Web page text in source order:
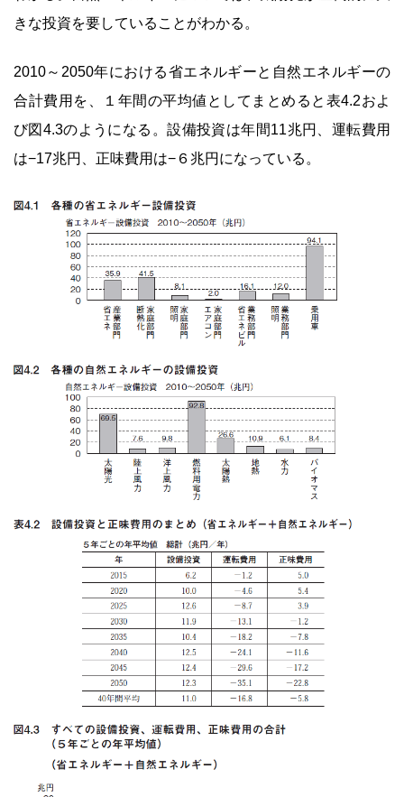
きな投資を要していることがわかる。
2010～2050年における省エネルギーと自然エネルギーの
合計費用を、１年間の平均値としてまとめると表4.2およ
び図4.3のようになる。設備投資は年間11兆円、運転費用
は−17兆円、正味費用は−６兆円になっている。